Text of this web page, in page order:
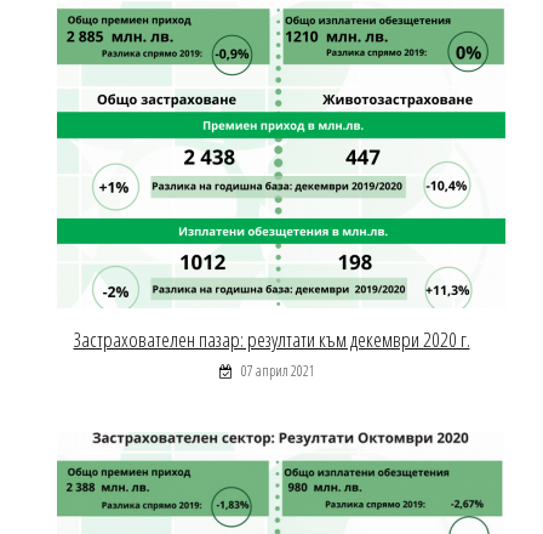
Застрахователен пазар: резултати към декември 2020 г.
07 април 2021